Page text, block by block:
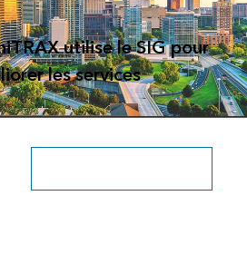
utilise le SIG pour
les services